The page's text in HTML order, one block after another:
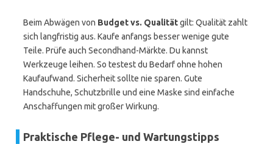
Beim Abwägen von Budget vs. Qualitätgilt: Qualität zahlt
sich langfristig aus. Kaufe anfangs besser wenige gute
Teile. Prüfe auch Secondhand-Märkte. Du kannst
Werkzeuge leihen. So testest du Bedarf ohne hohen
Kaufaufwand. Sicherheit sollte nie sparen. Gute
Handschuhe, Schutzbrille und eine Maske sind einfache
Anschaffungen mit großer Wirkung.
Praktische Pflege- und Wartungstipps